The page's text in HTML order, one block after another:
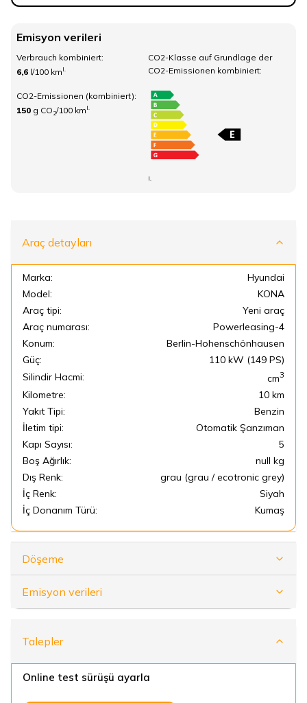
Emisyon verileri
Verbrauch kombiniert:
6,6 l/100 km I.
CO2-Emissionen (kombiniert):
150 g CO 2/100 km I.
CO2-Klasse auf Grundlage der
CO2-Emissionen kombiniert:
I.
Araç detayları
Marka:
Hyundai
Model:
KONA
Araç tipi:
Yeni araç
Araç numarası:
Powerleasing-4
Konum:
Berlin-Hohenschönhausen
Güç:
110 kW (149 PS)
Silindir Hacmi:
cm3
Kilometre:
10 km
Yakıt Tipi:
Benzin
İletim tipi:
Otomatik Şanzıman
Kapı Sayısı:
5
Boş Ağırlık:
null kg
Dış Renk:
grau (grau / ecotronic grey)
İç Renk:
Siyah
İç Donanım Türü:
Kumaş
Döşeme
Emisyon verileri
Talepler
Online test sürüşü ayarla